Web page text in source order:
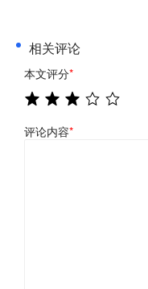
相关评论
本文评分*
评论内容*